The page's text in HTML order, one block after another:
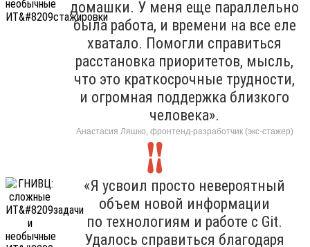
домашки. У меня еще параллельно
была работа, и времени на все еле
хватало. Помогли справиться
расстановка приоритетов, мысль,
что это краткосрочные трудности,
и огромная поддержка близкого
человека».
Анастасия Ляшко, фронтенд-разработчик (экс-стажер)
«Я усвоил просто невероятный
объем новой информации
по технологиям и работе с Git.
Удалось справиться благодаря